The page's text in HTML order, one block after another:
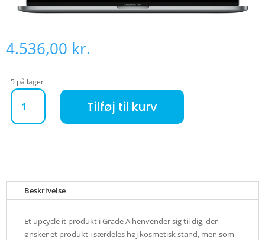
4.536,00 kr.
5 på lager
Apple MacBook Pro 2020 (Refurbished) A antal
Tilføj til kurv
Beskrivelse
Et upcycle it produkt i Grade A henvender sig til dig, der
ønsker et produkt i særdeles høj kosmetisk stand, men som